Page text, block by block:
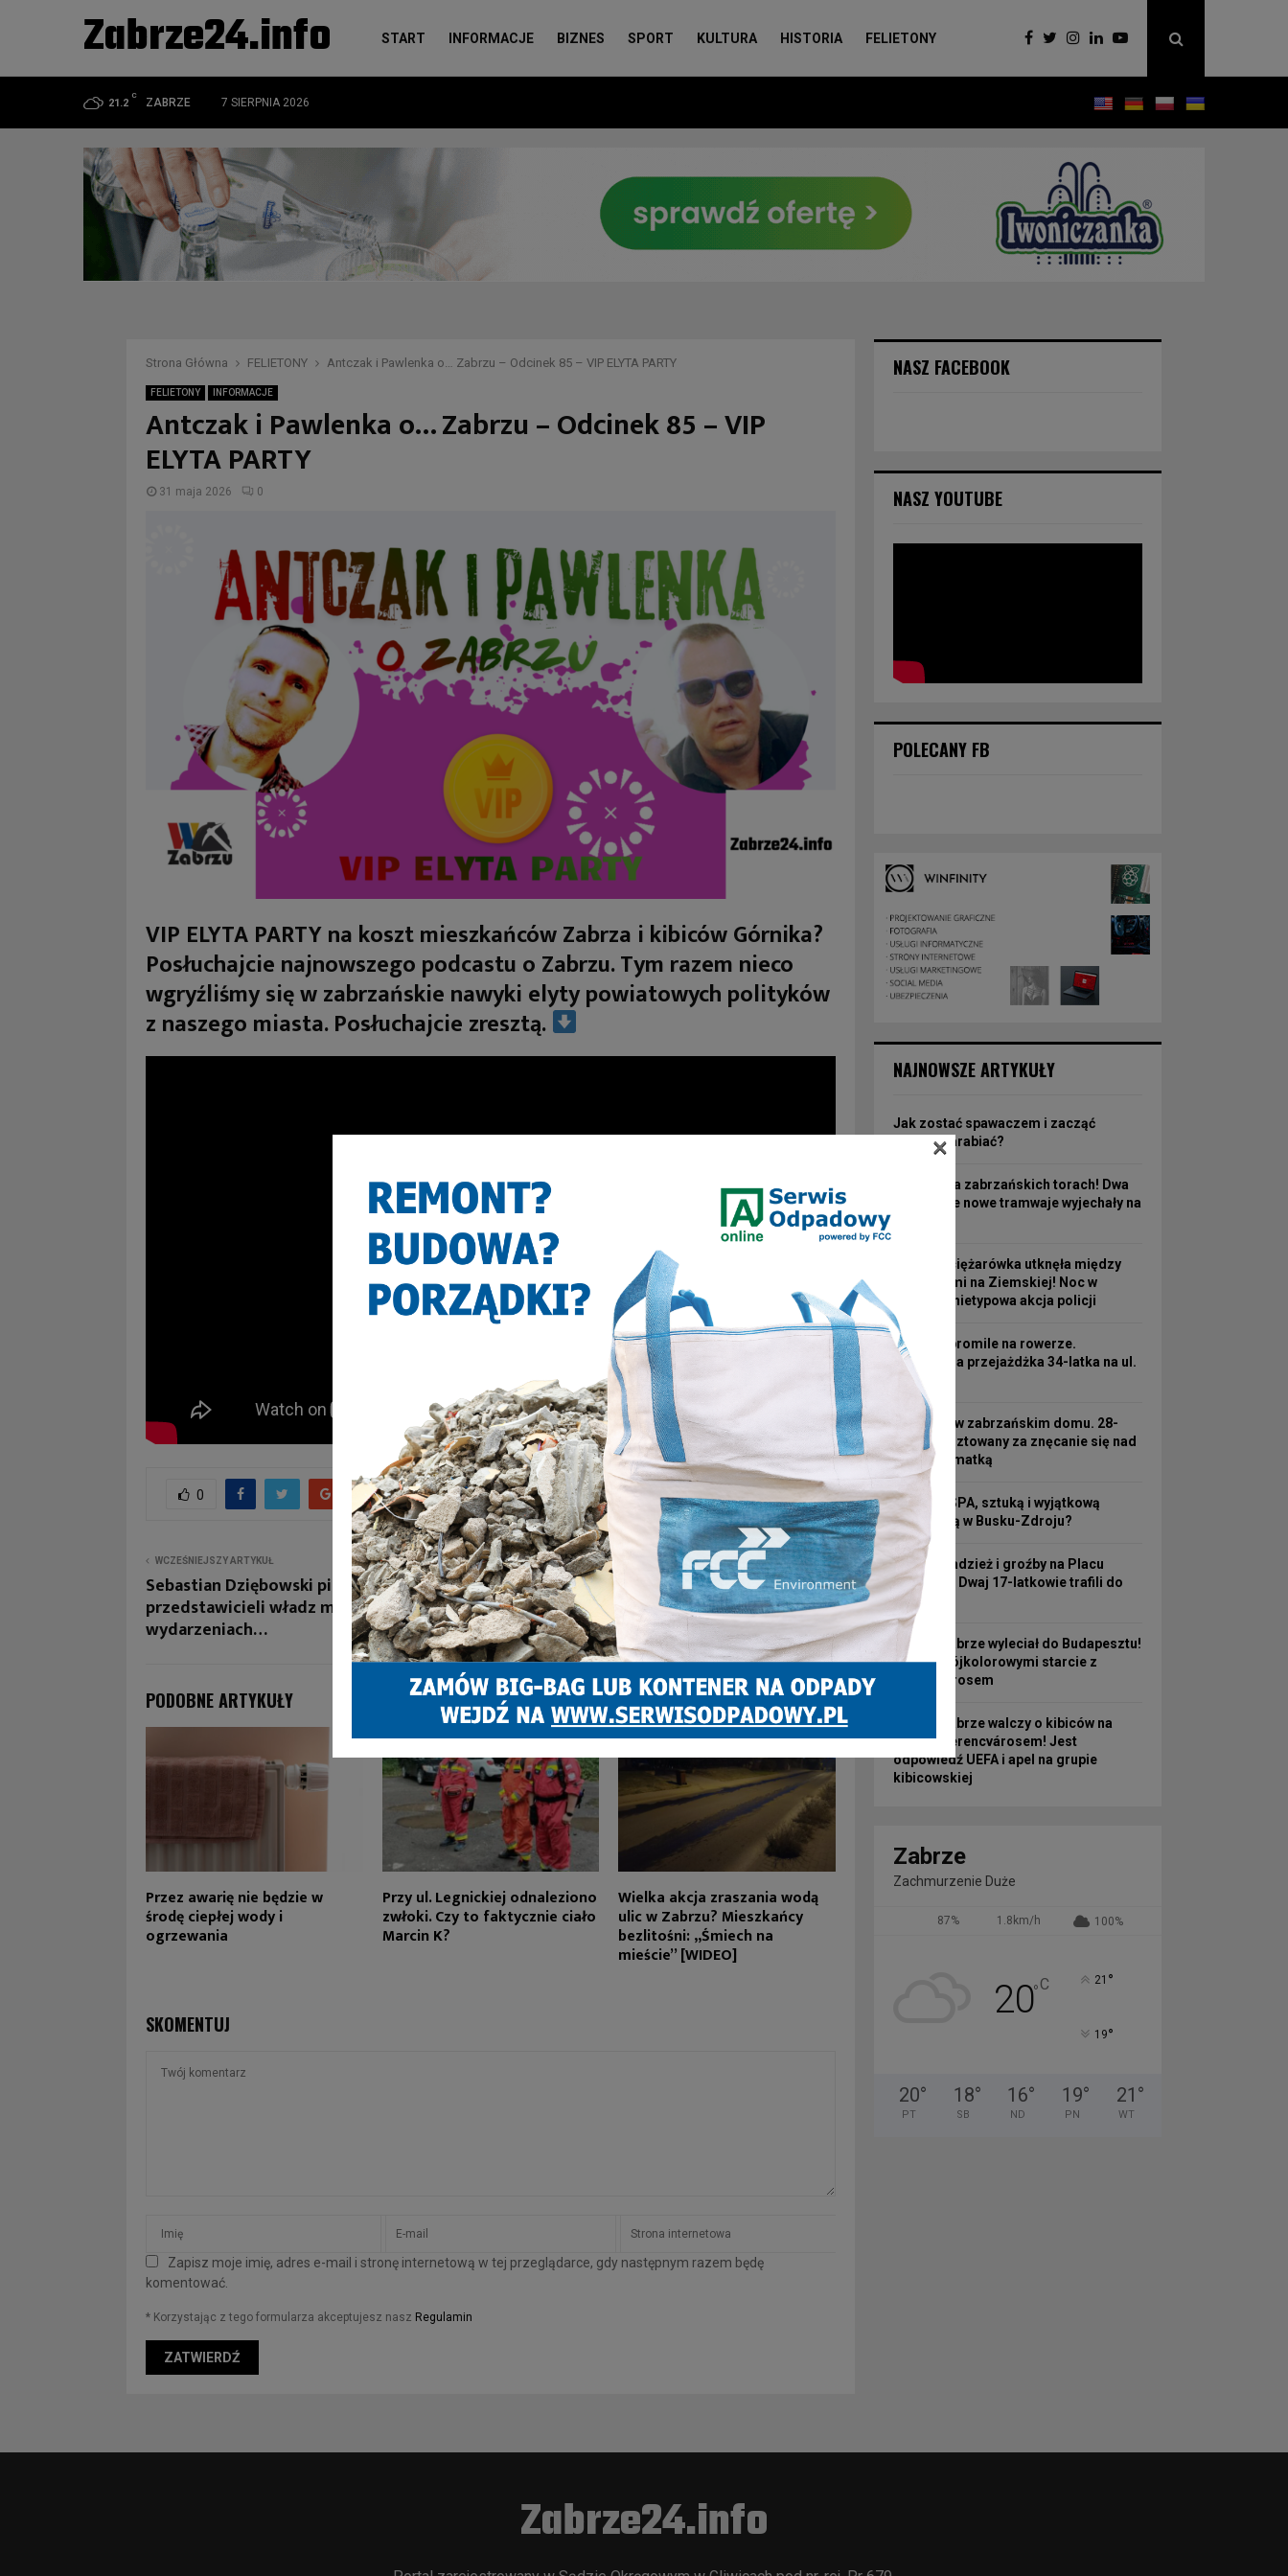
Zabrze24.info START INFORMACJE BIZNES SPORT KULTURA HISTORIA FELIETONY
21.2
C
ZABRZE 7 SIERPNIA 2026
Strona Główna FELIETONY Antczak i Pawlenka o… Zabrzu – Odcinek 85 – VIP ELYTA PARTY
FELIETONY INFORMACJE
Antczak i Pawlenka o… Zabrzu – Odcinek 85 – VIP
ELYTA PARTY
31 maja 2026 0
VIP ELYTA PARTY na koszt mieszkańców Zabrza i kibiców Górnika?
Posłuchajcie najnowszego podcastu o Zabrzu. Tym razem nieco
wgryźliśmy się w zabrzańskie nawyki elyty powiatowych polityków
z naszego miasta. Posłuchajcie zresztą.
0
WCZEŚNIEJSZY ARTYKUŁ
Sebastian Dziębowski pisze – Brak
przedstawicieli władz miasta na ważnych
wydarzeniach…
NASTĘPNY ARTYKUŁ
Dziś Hollywood w Zabrzu! Russell Crowe
i Henry Cavill kręcą megaprodukcję w
kościele św. Józefa
PODOBNE ARTYKUŁY
Przez awarię nie będzie w
środę ciepłej wody i
ogrzewania
Przy ul. Legnickiej odnaleziono
zwłoki. Czy to faktycznie ciało
Marcin K?
Wielka akcja zraszania wodą
ulic w Zabrzu? Mieszkańcy
bezlitośni: „Śmiech na
mieście” [WIDEO]
SKOMENTUJ
Zapisz moje imię, adres e-mail i stronę internetową w tej przeglądarce, gdy następnym razem będę
komentować.
* Korzystając z tego formularza akceptujesz nasz Regulamin
NASZ FACEBOOK
NASZ YOUTUBE
POLECANY FB
NAJNOWSZE ARTYKUŁY
Jak zostać spawaczem i zacząć
dobrze zarabiać?
Nowość na zabrzańskich torach! Dwa
fabrycznie nowe tramwaje wyjechały na
Turecka ciężarówka utknęła między
wiaduktami na Ziemskiej! Noc w
pułapce i nietypowa akcja policji
Ponad 2 promile na rowerze.
Kosztowna przejażdżka 34-latka na ul.
Koszmar w zabrzańskim domu. 28-
latek aresztowany za znęcanie się nad
63-letnią matką
Hotel ze SPA, sztuką i wyjątkową
atmosferą w Busku-Zdroju?
Nocna kradzież i groźby na Placu
Wolności! Dwaj 17-latkowie trafili do
aresztu
Górnik Zabrze wyleciał do Budapesztu!
Przed Trójkolorowymi starcie z
Ferencvárosem
Górnik Zabrze walczy o kibiców na
mecz z Ferencvárosem! Jest
odpowiedź UEFA i apel na grupie
kibicowskiej
Zabrze
Zachmurzenie Duże
87% 1.8km/h 100%
20°C 21 °
19°
20°
PT
18°
SB
16°
ND
19°
PN
21 °
WT
Zabrze24.info
×